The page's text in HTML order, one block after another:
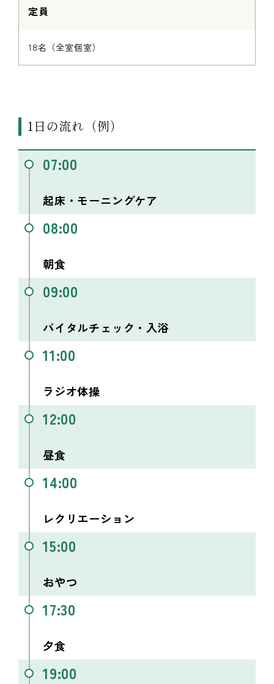
定員
18名（全室個室）
1日の流れ（例）
07:00
起床・モーニングケア
08:00
朝食
09:00
バイタルチェック・入浴
11:00
ラジオ体操
12:00
昼食
14:00
レクリエーション
15:00
おやつ
17:30
夕食
19:00